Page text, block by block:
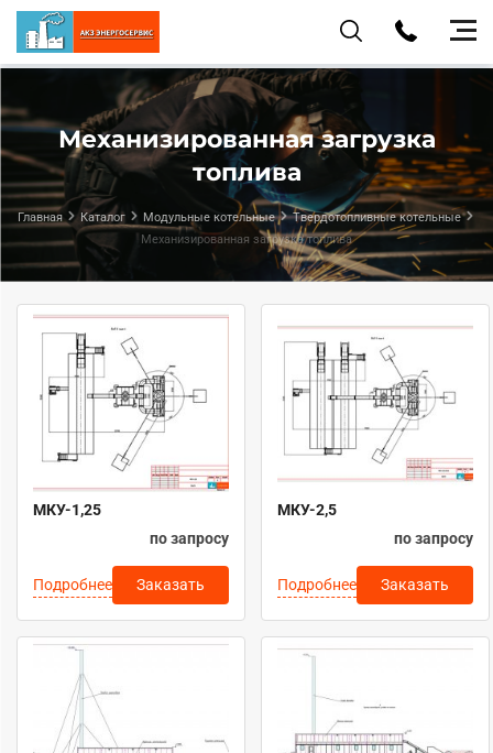
Механизированная загрузка
топлива
Главная Каталог Модульные котельные
Твердотопливные котельные
Механизированная загрузка топлива
МКУ-1,25
по запросу
Подробнее Заказать
МКУ-2,5
по запросу
Подробнее Заказать